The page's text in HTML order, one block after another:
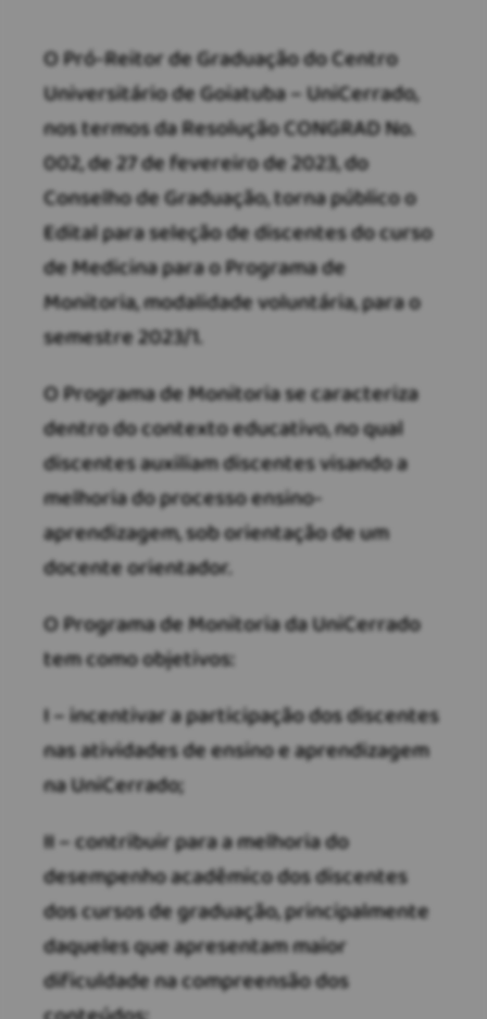
O Pró-Reitor de Graduação do Centro
Universitário de Goiatuba – UniCerrado,
nos termos da Resolução CONGRAD No.
002, de 27 de fevereiro de 2023, do
Conselho de Graduação, torna público o
Edital para seleção de discentes do curso
de Medicina para o Programa de
Monitoria, modalidade voluntária, para o
semestre 2023/1.
O Programa de Monitoria se caracteriza
dentro do contexto educativo, no qual
discentes auxiliam discentes visando a
melhoria do processo ensino-
aprendizagem, sob orientação de um
docente orientador.
O Programa de Monitoria da UniCerrado
tem como objetivos:
I – incentivar a participação dos discentes
nas atividades de ensino e aprendizagem
na UniCerrado;
II – contribuir para a melhoria do
desempenho acadêmico dos discentes
dos cursos de graduação, principalmente
daqueles que apresentam maior
dificuldade na compreensão dos